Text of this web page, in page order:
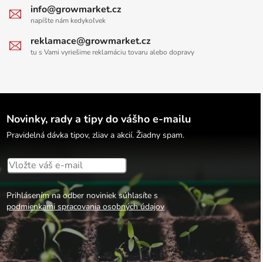
info@growmarket.cz
napíšte nám kedykoľvek
reklamace@growmarket.cz
tu s Vami vyriešime reklamáciu tovaru alebo dopravy
Novinky, rady a tipy do vášho e-mailu
Pravidelná dávka tipov, zliav a akcií. Žiadny spam.
Prihlásením na odber noviniek súhlasíte s
podmienkami spracovania osobných údajov